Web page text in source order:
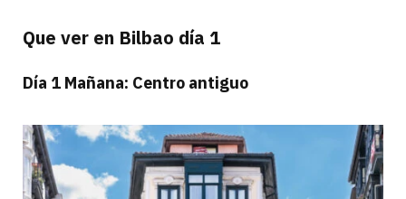
Que ver en Bilbao día 1
Día 1 Mañana: Centro antiguo